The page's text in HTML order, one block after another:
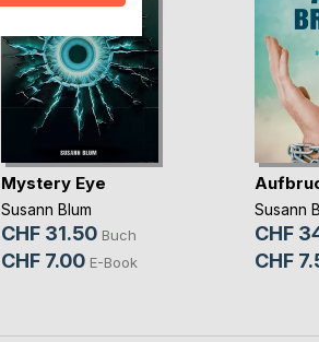
Mystery Eye
Susann Blum
CHF 31.50 Buch
CHF 7.00 E-Book
Susann
CHF
CHF